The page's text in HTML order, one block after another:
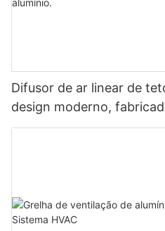
Difusor de ar linear de
design moderno,
registros em liga de